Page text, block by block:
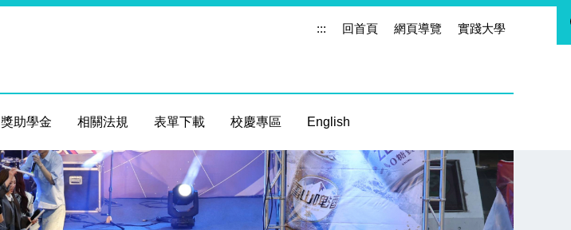
獎助學金 相關法規 表單下載 校慶專區 English
::: 回首頁 網頁導覽 實踐大學